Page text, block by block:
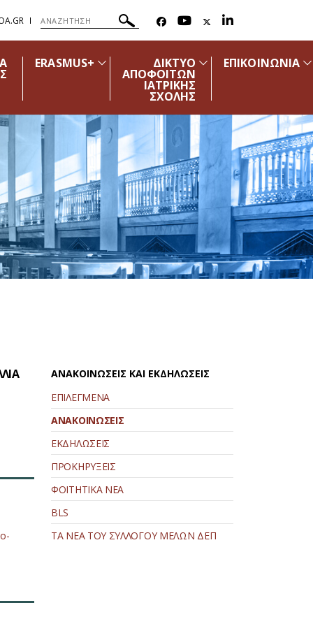
ERASMUS+ ΔΙΚΤΥΟ
ΑΠΟΦΟΙΤΩΝ
ΙΑΤΡΙΚΗΣ
ΣΧΟΛΗΣ
ΕΠΙΚΟΙΝΩΝΙΑ
ΑΝΑΚΟΙΝΩΣΕΙΣ ΚΑΙ ΕΚΔΗΛΩΣΕΙΣ
ΕΠΙΛΕΓΜΕΝΑ
ΑΝΑΚΟΙΝΩΣΕΙΣ
ΕΚΔΗΛΩΣΕΙΣ
ΠΡΟΚΗΡΥΞΕΙΣ
ΦΟΙΤΗΤΙΚΑ ΝΕΑ
BLS
ΤΑ ΝΕΑ ΤΟΥ ΣΥΛΛΟΓΟΥ ΜΕΛΩΝ ΔΕΠ